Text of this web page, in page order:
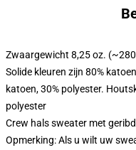
Zwaargewicht 8,25 oz.
Solide kleuren zijn 80%
katoen, 30% polyester.
polyester
Crew hals sweater met
Opmerking: Als u wilt uw